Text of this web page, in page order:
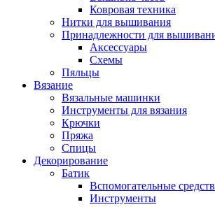
Ковровая техника
Нитки для вышивания
Принадлежности для
Аксессуары
Схемы
Пяльцы
Вязание
Вязальные машинки
Инструменты для вязания
Крючки
Пряжа
Спицы
Декорирование
Батик
Вспомогательные
Инструменты